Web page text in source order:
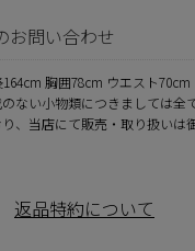
お問い合わせ
胸囲78cm ウエスト70cm
ない小物類につきましては全
、当店にて販売・取り扱いは
返品特約について